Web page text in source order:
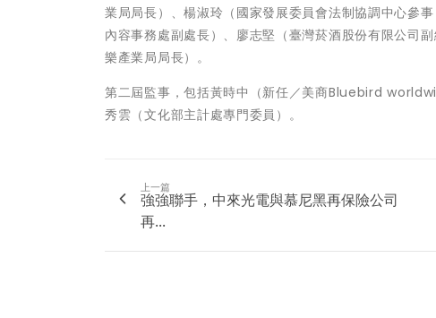
業局局長）、楊淑玲（國家發展委員會法制協調中心參
內容事務處副處長）、廖志堅（臺灣菸酒股份有限公司
樂產業局局長）。
第二屆監事，包括黃時中（新任／美商Bluebird
秀雲（文化部主計處專門委員）。
上一篇
強強聯手，中來光電與慕尼黑再保險公司
再...